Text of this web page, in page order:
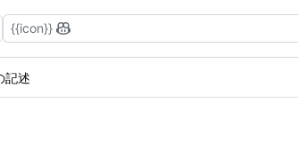
{{icon}}
記述